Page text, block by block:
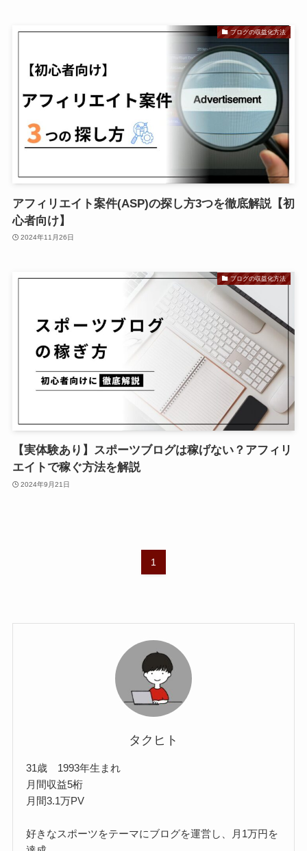
ブログの収益化方法
アフィリエイト案件(ASP)の探し方3つを徹底解説【初
心者向け】
2024年11月26日
ブログの収益化方法
【実体験あり】スポーツブログは稼げない？アフィリ
エイトで稼ぐ方法を解説
2024年9月21日
1
タクヒト
31歳 1993年生まれ
月間収益5桁
月間3.1万PV
好きなスポーツをテーマにブログを運営し、月1万円を